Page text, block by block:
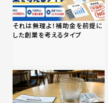
それは無理よ！補助金を前提に
した創業を考えるタイプ